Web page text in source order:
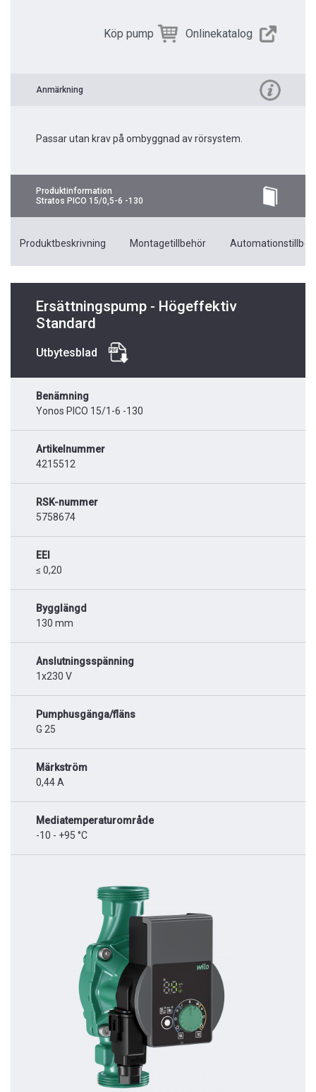
Köp pump Onlinekatalog
Anmärkning
Passar utan krav på ombyggnad av rörsystem.
Produktinformation
Stratos PICO 15/0,5-6 -130
Produktbeskrivning Montagetillbehör
Ersättningspump - Högeffektiv
Standard
Utbytesblad
Benämning
Yonos PICO 15/1-6 -130
Artikelnummer
4215512
RSK-nummer
5758674
EEI
≤ 0,20
Bygglängd
130 mm
Anslutningsspänning
1x230 V
Pumphusgänga/fläns
G 25
Märkström
0,44 A
Mediatemperaturområde
-10 - +95 °C